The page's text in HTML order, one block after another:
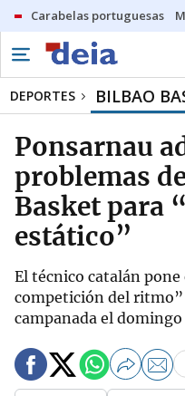
Carabelas portuguesas
DEPORTES BILBAO
Ponsarnau
problemas
Basket para
estático”
El técnico catalán
competición del ritmo”
campanada el